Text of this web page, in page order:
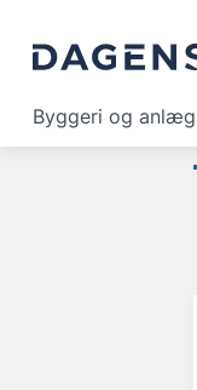
Byggeri og anlæg